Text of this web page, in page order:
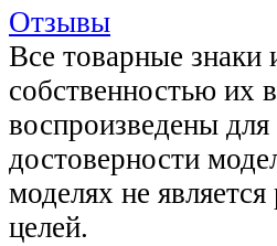
Отзывы
Все товарные знаки
собственностью их
воспроизведены
достоверности
моделях не
целей.